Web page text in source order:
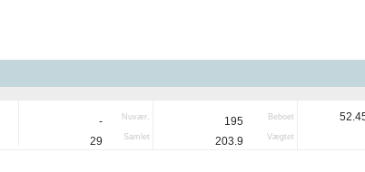
- Nuvær.
29 Samlet
195 Beboet
203.9 Vægtet